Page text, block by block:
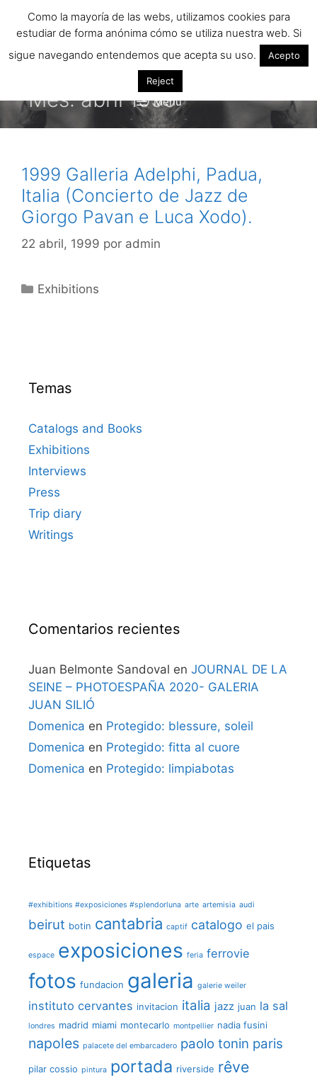
Menú
Mes:abril 1999
1999 Galleria Adelphi, Padua,
Italia (Concierto de Jazz de
Giorgo Pavan e Luca Xodo).
22 abril, 1999 por admin
Categorías
Exhibitions
Temas
Catalogs and Books
Exhibitions
Interviews
Press
Trip diary
Writings
Comentarios recientes
Juan Belmonte Sandoval en JOURNAL DE LA
SEINE – PHOTOESPAÑA 2020- GALERIA
JUAN SILIÓ
Domenica en Protegido: blessure, soleil
Domenica en Protegido: fitta al cuore
Domenica en Protegido: limpiabotas
Etiquetas
#exhibitions #exposiciones #splendorluna arte artemisia audi
beirut botin cantabria captif catalogo el pais
espace exposiciones feria ferrovie
fotos fundacion galeria galerie weiler
instituto cervantes invitacion italia jazz juan la sal
londres madrid miami montecarlo montpellier nadia fusini
napoles palacete del embarcadero paolo tonin paris
pilar cossio pintura portada riverside rêve
Como la mayoría de las webs, utilizamos cookies para
estudiar de forma anónima cómo se utiliza nuestra web. Si
sigue navegando entendemos que acepta su uso.
Acepto
Reject